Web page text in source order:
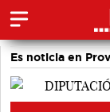
Es noticia en
Medio Ambiente